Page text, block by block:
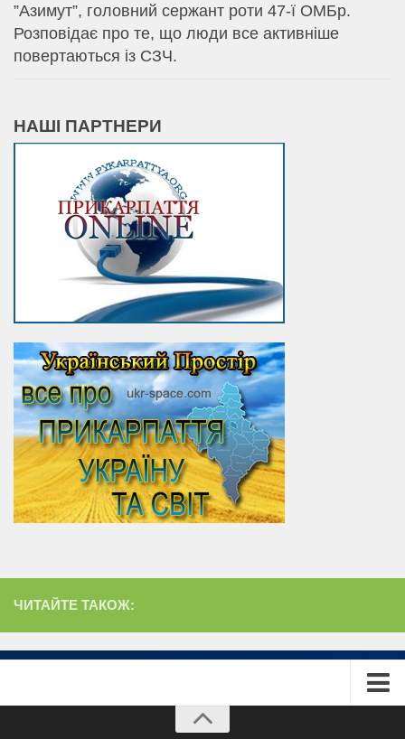
⁨”Азимут”, головний сержант роти 47-ї ОМБр.
Розповідає про те, що люди все активніше
повертаються із СЗЧ.
НАШІ ПАРТНЕРИ
ЧИТАЙТЕ ТАКОЖ: